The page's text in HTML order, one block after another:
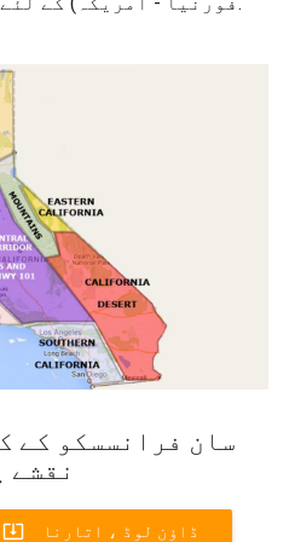
سان فرانسسکو کے
نقشے
system_update_alt ڈاؤن لوڈ ، اتارنا